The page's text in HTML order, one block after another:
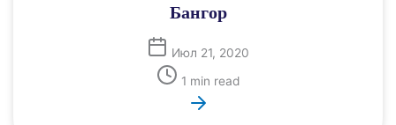
Бангор
Июл 21, 2020
1 min read